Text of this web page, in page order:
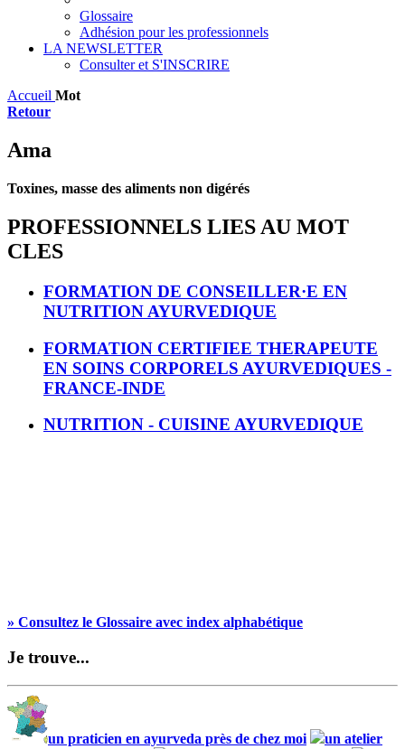
Glossaire
Adhésion pour les professionnels
LA NEWSLETTER
Consulter et S'INSCRIRE
Accueil Mot
Retour
Ama
Toxines, masse des aliments non digérés
PROFESSIONNELS LIES AU MOT
CLES
FORMATION DE CONSEILLER·E EN
NUTRITION AYURVEDIQUE
FORMATION CERTIFIEE THERAPEUTE
EN SOINS CORPORELS AYURVEDIQUES -
FRANCE-INDE
NUTRITION - CUISINE AYURVEDIQUE
» Consultez le Glossaire avec index alphabétique
Je trouve...
un praticien en ayurveda près de chez moi
un atelier